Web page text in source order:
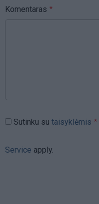
Komentaras
Sutinku su taisyklėmis
Service apply.